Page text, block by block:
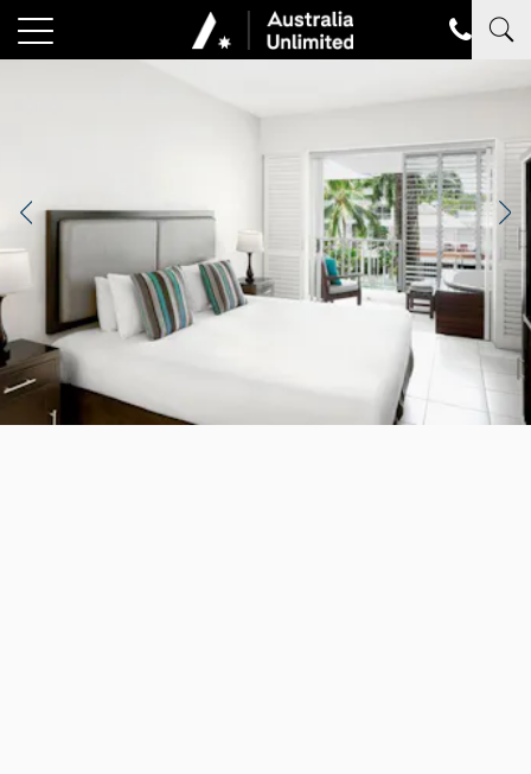
Photocredit: Mantra Group